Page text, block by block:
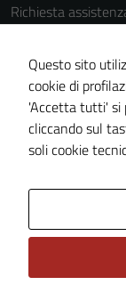
Richiesta
Informativa privacy
Cookie Policy
Note legali
Dichiarazione di
Piano di
Statistiche sito
Questo sito
cookie di
'Accetta tutti' si
cliccando sul
soli cookie